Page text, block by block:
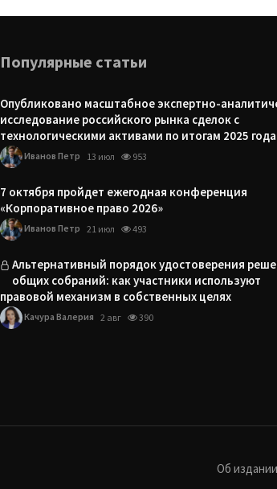
Популярные статьи
Опубликовано масштабное экспертно-
исследование российского рынка сделок с
технологическими активами по итогам 2025 года
Иванов Петр 13 июл 953
7 октября пройдет ежегодная конференция
«Корпоративное право 2026»
Иванов Петр 21 июл 493
Альтернативный порядок удостоверения
общих собраний: как участники используют
правовой механизм в собственных целях
Качура Валерия 2 авг 390
Об издании